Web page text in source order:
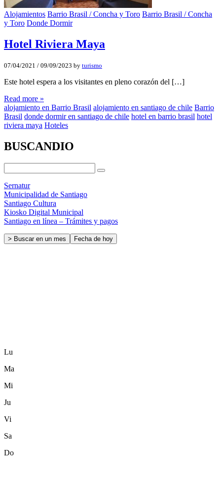
Alojamientos Barrio Brasil / Concha y Toro Barrio Brasil / Concha
y Toro Donde Dormir
Hotel Riviera Maya
07/04/2021 / 09/09/2023 by turismo
Este hotel espera a los visitantes en pleno corazón del […]
Read more »
alojamiento en Barrio Brasil alojamiento en santiago de chile Barrio
Brasil donde dormir en santiago de chile hotel en barrio brasil hotel
riviera maya Hoteles
BUSCANDIO
Sernatur
Municipalidad de Santiago
Santiago Cultura
Kiosko Digital Municipal
Santiago en línea – Trámites y pagos
> Buscar en un mes Fecha de hoy
Lu
Ma
Mi
Ju
Vi
Sa
Do